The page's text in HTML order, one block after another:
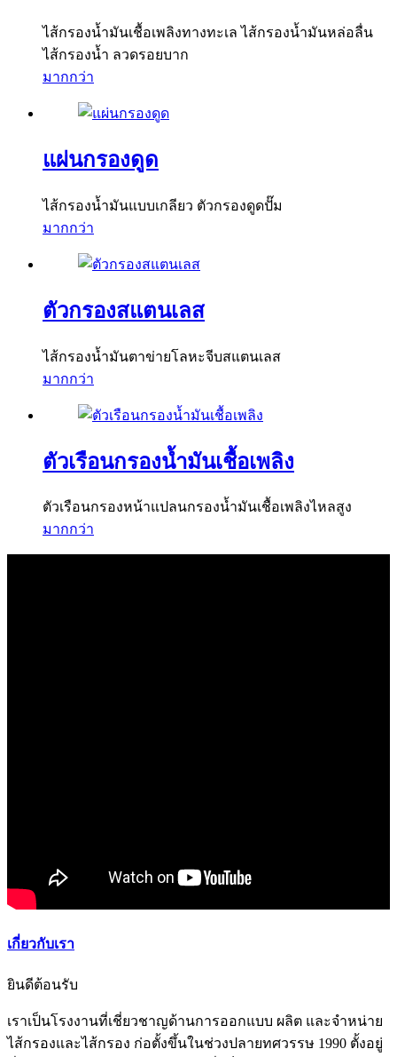
ไส้กรองน้ำมันเชื้อเพลิงทางทะเล ไส้กรองน้ำมันหล่อลื่น
ไส้กรองน้ำ ลวดรอยบาก
มากกว่า
แผ่นกรองดูด
ไส้กรองน้ำมันแบบเกลียว ตัวกรองดูดปั๊ม
มากกว่า
ตัวกรองสแตนเลส
ไส้กรองน้ำมันตาข่ายโลหะจีบสแตนเลส
มากกว่า
ตัวเรือนกรองน้ำมันเชื้อเพลิง
ตัวเรือนกรองหน้าแปลนกรองน้ำมันเชื้อเพลิงไหลสูง
มากกว่า
เกี่ยวกับเรา
ยินดีต้อนรับ
เราเป็นโรงงานที่เชี่ยวชาญด้านการออกแบบ ผลิต และจำหน่าย
ไส้กรองและไส้กรอง ก่อตั้งขึ้นในช่วงปลายทศวรรษ 1990 ตั้งอยู่